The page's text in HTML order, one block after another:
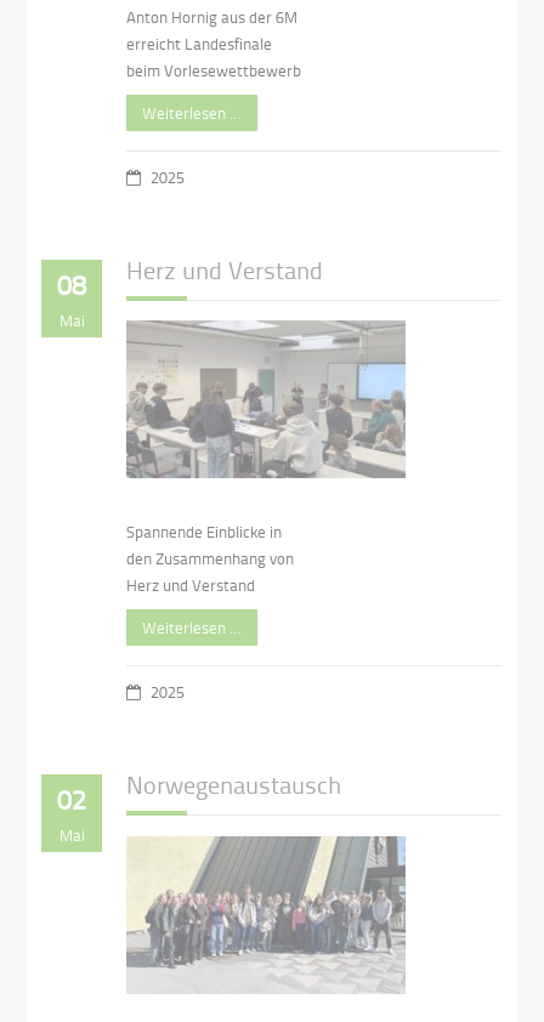
Anton Hornig aus der 6M
erreicht Landesfinale
beim Vorlesewettbewerb
Weiterlesen …
2025
08
Mai
Herz und Verstand
Spannende Einblicke in
den Zusammenhang von
Herz und Verstand
Weiterlesen …
2025
02
Mai
Norwegenaustausch